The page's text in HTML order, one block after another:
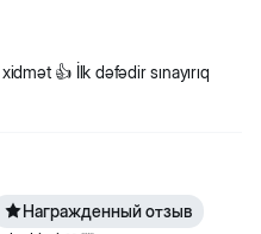
👍 İlk dəfədir sınayırıq
Награжденный отзыв